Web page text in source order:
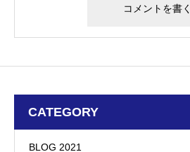
CATEGORY
BLOG 2021